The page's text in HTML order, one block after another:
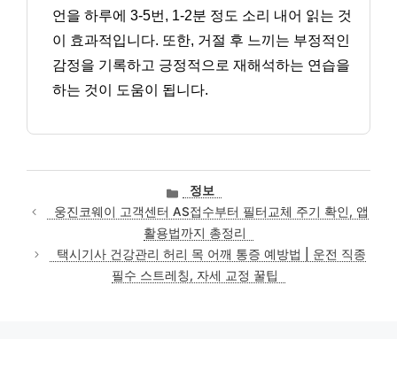
언을 하루에 3-5번, 1-2분 정도 소리 내어 읽는 것
이 효과적입니다. 또한, 거절 후 느끼는 부정적인
감정을 기록하고 긍정적으로 재해석하는 연습을
하는 것이 도움이 됩니다.
카
테
고
리
정보
웅진코웨이 고객센터 AS접수부터 필터교체 주기 확인, 앱
활용법까지 총정리
택시기사 건강관리 허리 목 어깨 통증 예방법 | 운전 직종
필수 스트레칭, 자세 교정 꿀팁